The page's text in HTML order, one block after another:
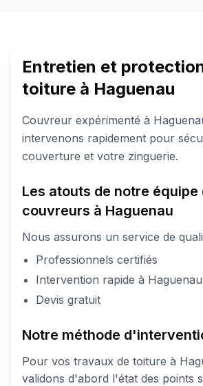
Entretien et
toiture à Haguenau
Couvreur expérimenté à
intervenons rapidement pour
couverture et votre zinguerie.
Les atouts de notre équipe
couvreurs à Haguenau
Nous assurons un service de
Professionnels certifiés
Intervention rapide à Haguenau
Devis gratuit
Notre méthode
Pour vos travaux de toiture à
validons d'abord l'état des points